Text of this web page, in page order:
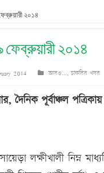
২০১৪
ফেব্রুয়ারী ২০১৪
2014 আরও...,চাকরির খবর
দৈনিক পূর্বাঞ্চল
লক্ষীখালী নিম্ন